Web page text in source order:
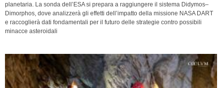
planetaria. La sonda dell’ESA si prepara a raggiungere il sistema Didymos–
Dimorphos, dove analizzerà gli effetti dell’impatto della missione NASA DART
e raccoglierà dati fondamentali per il futuro delle strategie contro possibili
minacce asteroidali